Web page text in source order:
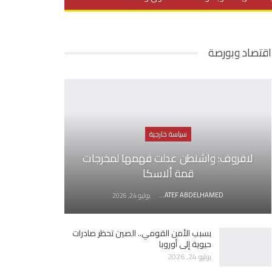
اقتصاد وبورصة
سياسة خارجية
لافروف: واشنطن عدلت فهمها لمخرجات
قمة ألاسكا
AWATEF ABDELHAMED يوليو 24, 2026
بسبب الأمن القومي.. الصين تحظر صادرات
حيوية إلى أوروبا
يوليو 24, 2026